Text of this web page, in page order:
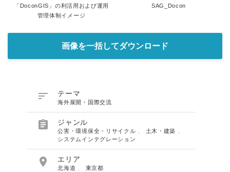
「DoconGIS」の利活用および運用
管理体制イメージ
SAG_Docon
画像を一括してダウンロード
 テーマ
海外展開・国際交流
 ジャンル
公害・環境保全・リサイクル 土木・建築
システムインテグレーション
 エリア
北海道 東京都